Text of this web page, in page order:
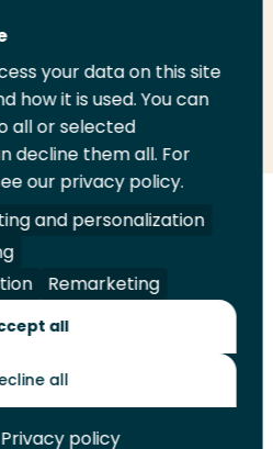
Print
deze
pagina
A-Z Index
Contact
your data on this site
how it is used. You can
all or selected
decline them all. For
our privacy policy.
and personalization
Remarketing
all
all
Privacy policy